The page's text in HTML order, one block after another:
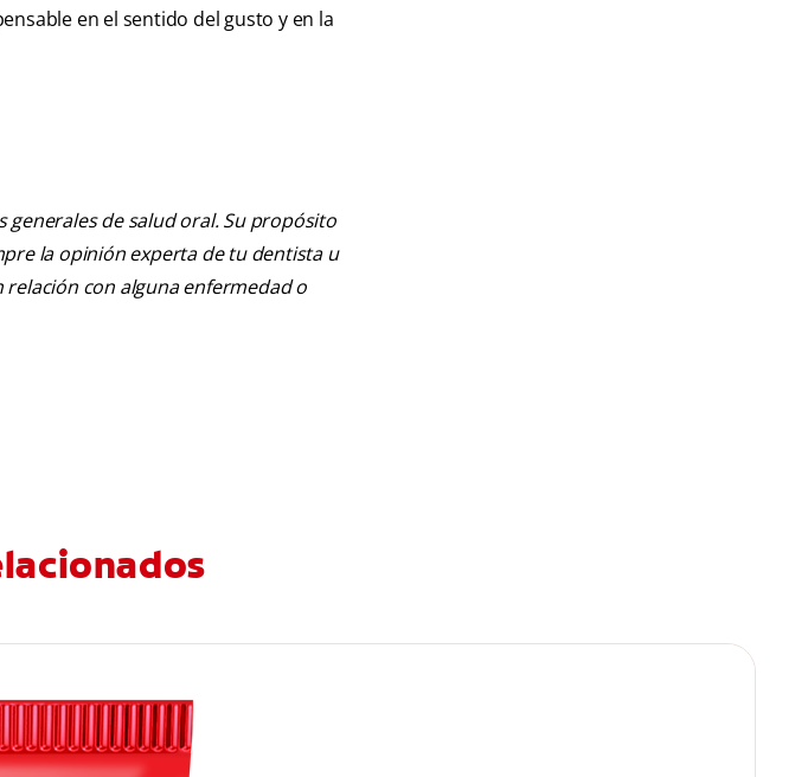
en el sentido del gusto y en la
de salud oral. Su propósito
la opinión experta de tu dentista u
con alguna enfermedad o